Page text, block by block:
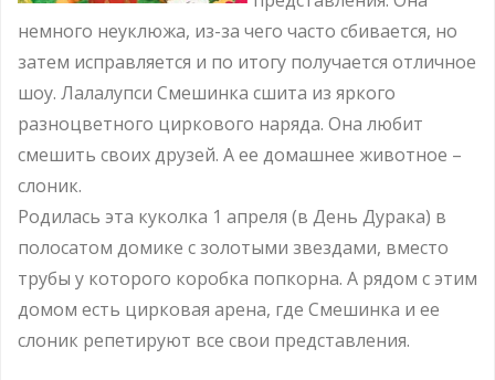
немного неуклюжа, из-за чего часто сбивается, но
затем исправляется и по итогу получается отличное
шоу. Лалалупси Смешинка сшита из яркого
разноцветного циркового наряда. Она любит
смешить своих друзей. А ее домашнее животное –
слоник.
Родилась эта куколка 1 апреля (в День Дурака) в
полосатом домике с золотыми звездами, вместо
трубы у которого коробка попкорна. А рядом с этим
домом есть цирковая арена, где Смешинка и ее
слоник репетируют все свои представления.